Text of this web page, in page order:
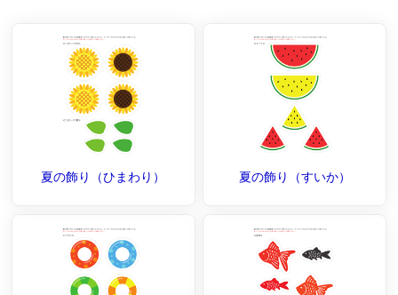
夏の飾り（ひまわり） 夏の飾り（すいか）